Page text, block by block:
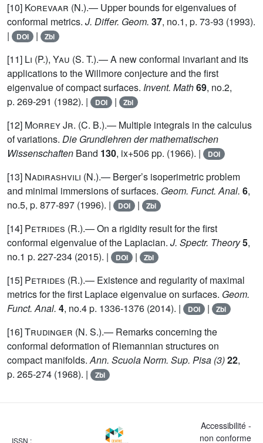
[10] Korevaar (N.).— Upper bounds for eigenvalues of
conformal metrics. J. Differ. Geom. 37, no.1, p. 73-93 (1993).
|
DOI | Zbl
[11] Li (P.), Yau (S. T.).— A new conformal invariant and its
applications to the Willmore conjecture and the first
eigenvalue of compact surfaces. Invent. Math69, no.2,
p. 269-291 (1982). |
DOI | Zbl
[12] Morrey Jr. (C. B.).— Multiple integrals in the calculus
of variations. Die Grundlehren der mathematischen
Wissenschaften Band 130, ix+506 pp. (1966). | DOI
[13] Nadirashvili (N.).— Berger’s isoperimetric problem
and minimal immersions of surfaces. Geom. Funct. Anal. 6,
no.5, p. 877-897 (1996). |
DOI | Zbl
[14] Petrides (R.).— On a rigidity result for the first
conformal eigenvalue of the Laplacian. J. Spectr. Theory5,
no.1 p. 227-234 (2015). |
DOI | Zbl
[15] Petrides (R.).— Existence and regularity of maximal
metrics for the first Laplace eigenvalue on surfaces. Geom.
Funct. Anal. 4, no.4 p. 1336-1376 (2014). | DOI | Zbl
[16]Trudinger (N. S.).— Remarks concerning the
conformal deformation of Riemannian structures on
compact manifolds.Ann. Scuola Norm. Sup. Pisa (3)22,
p. 265-274 (1968). |
Zbl
ISSN :
Accessibilité -
non conforme